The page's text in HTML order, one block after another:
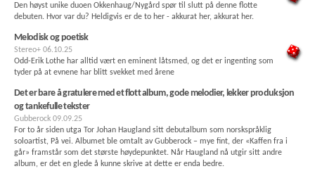
Den høyst unike duoen Okkenhaug/Nygård spør til slutt på denne flotte
debuten. Hvor var du? Heldigvis er de to her - akkurat her, akkurat her.
Melodisk og poetisk
Stereo+ 06.10.25
Odd-Erik Lothe har alltid vært en eminent låtsmed, og det er ingenting som
tyder på at evnene har blitt svekket med årene
Det er bare å gratulere med et flott album, gode melodier, lekker produksjon
og tankefulle tekster
Gubberock 09.09.25
For to år siden utga Tor Johan Haugland sitt debutalbum som norskspråklig
soloartist, På vei. Albumet ble omtalt av Gubberock – mye fint, der «Kaffen fra i
går» framstår som det største høydepunktet. Når Haugland nå utgir sitt andre
album, er det en glede å kunne skrive at dette er enda bedre.